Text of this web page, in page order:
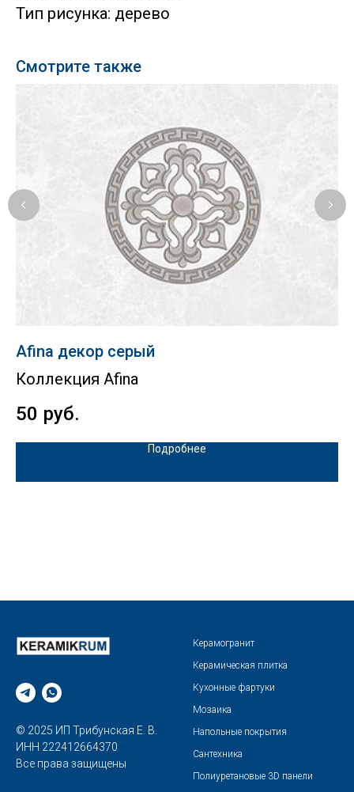
Тип рисунка: дерево
Смотрите также
Afina декор серый
Коллекция Afina
50 руб.
Подробнее
© 2025 ИП Трибунская Е. В.
ИНН 222412664370
Все права защищены
Керамогранит
Керамическая плитка
Кухонные фартуки
Мозаика
Напольные покрытия
Сантехника
Полиуретановые 3D панели